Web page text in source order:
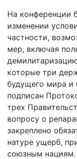
На конференции
изменении
частности,
мер, включая
которые три
будущего мира и
подписан
трех
вопросу о
закреплено
натуре ущерб,
союзным нациям.